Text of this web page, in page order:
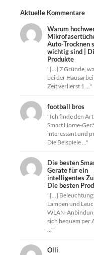
Aktuelle Kommentare
Warum
Auto-Trocknen
wichtig sind |
Produkte
"[…] 7 Gründe,
bei der
Zeit verlierst 1 ..."
football bros
"Ich finde den
Smart Home-
interessant und
Die Beispiele ..."
Die besten
Geräte für ein
intelligentes
Die besten
"[…]
Lampen und
WLAN-
sich bequem per
..."
Olli